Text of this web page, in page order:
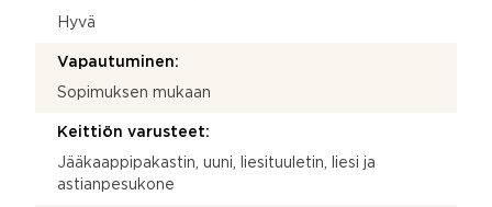
Hyvä
Vapautuminen:
Sopimuksen mukaan
Keittiön varusteet:
Jääkaappipakastin, uuni, liesituuletin, liesi ja
astianpesukone